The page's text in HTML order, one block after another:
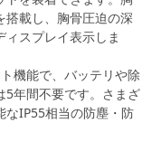
搭載し、胸骨圧迫の深
ィスプレイ表示しま
機能で、バッテリや除
5年間不要です。さまざ
なIP55相当の防塵・防